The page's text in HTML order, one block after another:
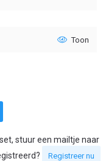
Toon
stuur een mailtje naar
Registreer nu